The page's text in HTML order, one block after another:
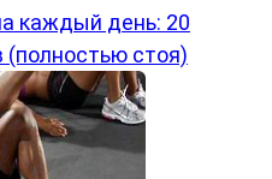
каждый день: 20
стоя)